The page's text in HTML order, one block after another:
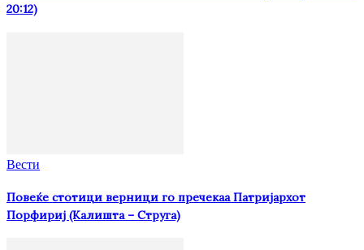
20:12)
Вести
Повеќе стотици верници го пречекаа Патријархот
Порфириј (Калишта – Струга)